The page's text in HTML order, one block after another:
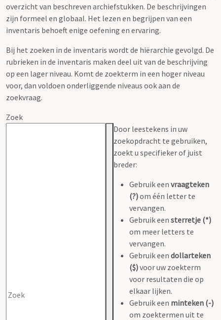
overzicht van beschreven archiefstukken. De beschrijvingen
zijn formeel en globaal. Het lezen en begrijpen van een
inventaris behoeft enige oefening en ervaring.
Bij het zoeken in de inventaris wordt de hiërarchie gevolgd. De
rubrieken in de inventaris maken deel uit van de beschrijving
op een lager niveau. Komt de zoekterm in een hoger niveau
voor, dan voldoen onderliggende niveaus ook aan de
zoekvraag.
Zoek
Door leestekens in uw
zoekopdracht te gebruiken,
zoekt u specifieker of juist
breder:
Gebruik een vraagteken
(?)om één letter te
vervangen.
Gebruik een sterretje (*)
om meer letters te
vervangen.
Gebruik een dollarteken
($)voor uw zoekterm
voor resultaten die op
elkaar lijken.
Gebruik een minteken (-)
om zoektermen uit te